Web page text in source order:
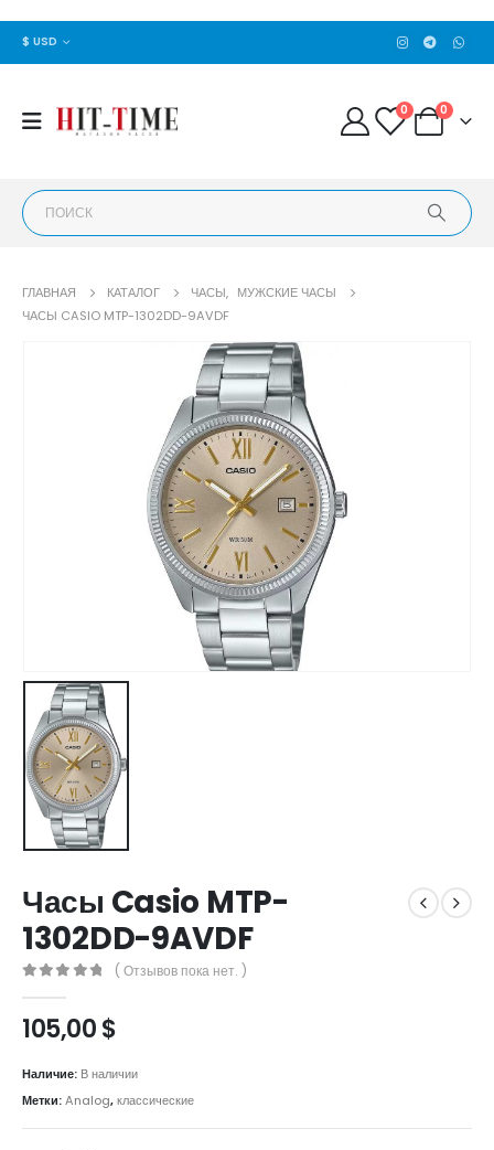
$ USD
0 0
ГЛАВНАЯ КАТАЛОГ ЧАСЫ, МУЖСКИЕ ЧАСЫ
ЧАСЫ CASIO MTP-1302DD-9AVDF
Часы Casio MTP-
1302DD-9AVDF
( Отзывов пока нет. )
105,00$
Наличие: В наличии
Метки:Analog,классические